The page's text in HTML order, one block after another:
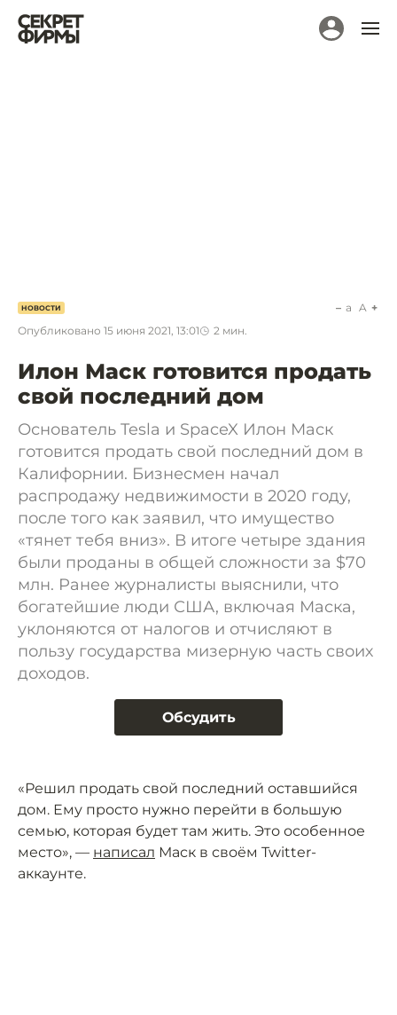
НОВОСТИ
Опубликовано 15 июня 2021, 13:01 2 мин.
a A
Илон Маск готовится продать
свой последний дом
Основатель Tesla и SpaceX Илон Маск
готовится продать свой последний дом в
Калифорнии. Бизнесмен начал
распродажу недвижимости в 2020 году,
после того как заявил, что имущество
«тянет тебя вниз». В итоге четыре здания
были проданы в общей сложности за $70
млн. Ранее журналисты выяснили, что
богатейшие люди США, включая Маска,
уклоняются от налогов и отчисляют в
пользу государства мизерную часть своих
доходов.
Обсудить
«Решил продать свой последний оставшийся
дом. Ему просто нужно перейти в большую
семью, которая будет там жить. Это особенное
место», — написал Маск в своём Twitter-
аккаунте.